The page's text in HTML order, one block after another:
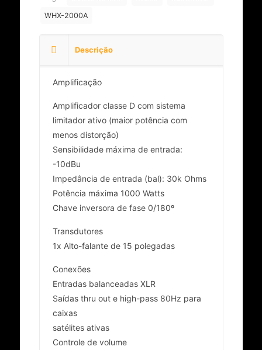
WHX-2000A
Descrição
Amplificação
Amplificador classe D com sistema
limitador ativo (maior potência com
menos distorção)
Sensibilidade máxima de entrada:
-10dBu
Impedância de entrada (bal): 30k Ohms
Potência máxima 1000 Watts
Chave inversora de fase 0/180º
Transdutores
1x Alto-falante de 15 polegadas
Conexões
Entradas balanceadas XLR
Saídas thru out e high-pass 80Hz para
caixas
satélites ativas
Controle de volume